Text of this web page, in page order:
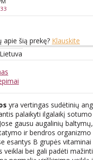
33
apie šią prekę? Klauskite
Lietuva
yra vertingas sudėtinių
palaikyti ilgalaikį
gausu augalinių
ir bendros organizmo
esantys B grupės
veiklai bei gali padėti